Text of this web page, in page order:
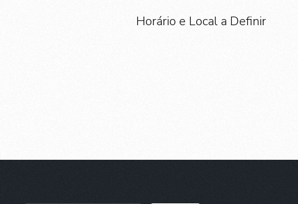
Horário e Local a Definir